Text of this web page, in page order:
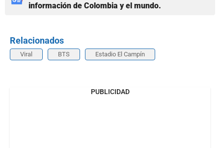
información de Colombia y el mundo.
Relacionados
Viral BTS Estadio El Campín
PUBLICIDAD